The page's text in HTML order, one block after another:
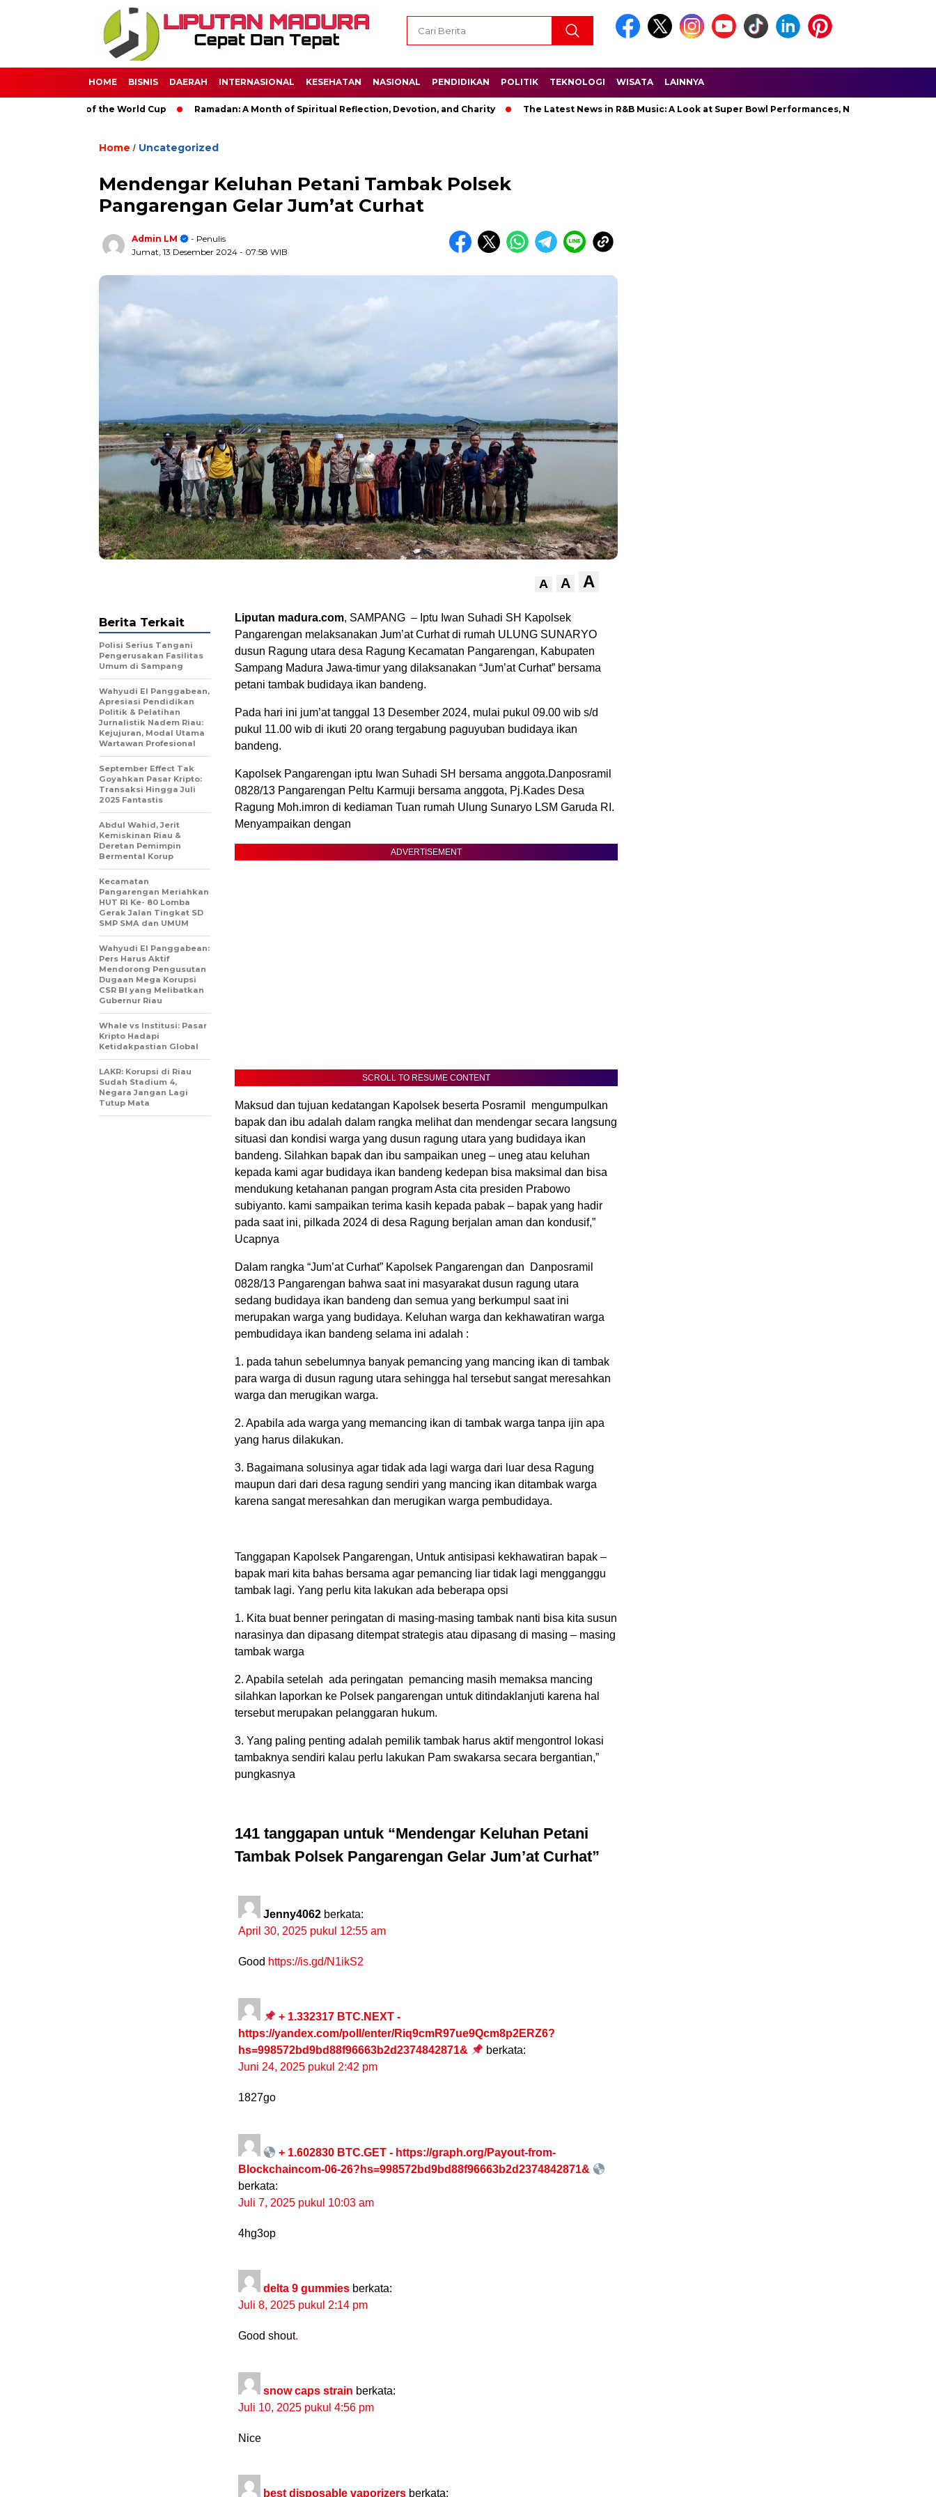
HOME BISNIS DAERAH INTERNASIONAL KESEHATAN NASIONAL PENDIDIKAN POLITIK TEKNOLOGI WISATA LAINNYA
Impact of the World Cup Ramadan: A Month of Spiritual Reflection, Devotion, and Charity The Latest News in R&B Music: A Look at Super Bowl Performances, New Albums, Rising
Home / Uncategorized
Mendengar Keluhan Petani Tambak Polsek
Pangarengan Gelar Jum’at Curhat
Admin LM
- Penulis
Jumat, 13 Desember 2024 - 07:58 WIB
A A A
Liputan madura.com, SAMPANG – Iptu Iwan Suhadi SH Kapolsek
Pangarengan melaksanakan Jum’at Curhat di rumah ULUNG SUNARYO
dusun Ragung utara desa Ragung Kecamatan Pangarengan, Kabupaten
Sampang Madura Jawa-timur yang dilaksanakan “Jum’at Curhat” bersama
petani tambak budidaya ikan bandeng.
Pada hari ini jum’at tanggal 13 Desember 2024, mulai pukul 09.00 wib s/d
pukul 11.00 wib di ikuti 20 orang tergabung paguyuban budidaya ikan
bandeng.
Kapolsek Pangarengan iptu Iwan Suhadi SH bersama anggota.Danposramil
0828/13 Pangarengan Peltu Karmuji bersama anggota, Pj.Kades Desa
Ragung Moh.imron di kediaman Tuan rumah Ulung Sunaryo LSM Garuda RI.
Menyampaikan dengan
ADVERTISEMENT
SCROLL TO RESUME CONTENT
Maksud dan tujuan kedatangan Kapolsek beserta Posramil mengumpulkan
bapak dan ibu adalah dalam rangka melihat dan mendengar secara langsung
situasi dan kondisi warga yang dusun ragung utara yang budidaya ikan
bandeng. Silahkan bapak dan ibu sampaikan uneg – uneg atau keluhan
kepada kami agar budidaya ikan bandeng kedepan bisa maksimal dan bisa
mendukung ketahanan pangan program Asta cita presiden Prabowo
subiyanto. kami sampaikan terima kasih kepada pabak – bapak yang hadir
pada saat ini, pilkada 2024 di desa Ragung berjalan aman dan kondusif,”
Ucapnya
Dalam rangka “Jum’at Curhat” Kapolsek Pangarengan dan Danposramil
0828/13 Pangarengan bahwa saat ini masyarakat dusun ragung utara
sedang budidaya ikan bandeng dan semua yang berkumpul saat ini
merupakan warga yang budidaya. Keluhan warga dan kekhawatiran warga
pembudidaya ikan bandeng selama ini adalah :
1. pada tahun sebelumnya banyak pemancing yang mancing ikan di tambak
para warga di dusun ragung utara sehingga hal tersebut sangat meresahkan
warga dan merugikan warga.
2. Apabila ada warga yang memancing ikan di tambak warga tanpa ijin apa
yang harus dilakukan.
3. Bagaimana solusinya agar tidak ada lagi warga dari luar desa Ragung
maupun dari dari desa ragung sendiri yang mancing ikan ditambak warga
karena sangat meresahkan dan merugikan warga pembudidaya.
Tanggapan Kapolsek Pangarengan, Untuk antisipasi kekhawatiran bapak –
bapak mari kita bahas bersama agar pemancing liar tidak lagi mengganggu
tambak lagi. Yang perlu kita lakukan ada beberapa opsi
1. Kita buat benner peringatan di masing-masing tambak nanti bisa kita susun
narasinya dan dipasang ditempat strategis atau dipasang di masing – masing
tambak warga
2. Apabila setelah ada peringatan pemancing masih memaksa mancing
silahkan laporkan ke Polsek pangarengan untuk ditindaklanjuti karena hal
tersebut merupakan pelanggaran hukum.
3. Yang paling penting adalah pemilik tambak harus aktif mengontrol lokasi
tambaknya sendiri kalau perlu lakukan Pam swakarsa secara bergantian,”
pungkasnya
141 tanggapan untuk “Mendengar Keluhan Petani
Tambak Polsek Pangarengan Gelar Jum’at Curhat”
Jenny4062 berkata:
April 30, 2025 pukul 12:55 am
Good https://is.gd/N1ikS2
+ 1.332317 BTC.NEXT -
https://yandex.com/poll/enter/Riq9cmR97ue9Qcm8p2ERZ6?
hs=998572bd9bd88f96663b2d2374842871&
berkata:
Juni 24, 2025 pukul 2:42 pm
1827go
+ 1.602830 BTC.GET - https://graph.org/Payout-from-
Blockchaincom-06-26?hs=998572bd9bd88f96663b2d2374842871&
berkata:
Juli 7, 2025 pukul 10:03 am
4hg3op
delta 9 gummies berkata:
Juli 8, 2025 pukul 2:14 pm
Good shout.
snow caps strain berkata:
Juli 10, 2025 pukul 4:56 pm
Nice
best disposable vaporizers berkata:
Berita Terkait
Polisi Serius Tangani
Pengerusakan Fasilitas
Umum di Sampang
Wahyudi El Panggabean,
Apresiasi Pendidikan
Politik & Pelatihan
Jurnalistik Nadem Riau:
Kejujuran, Modal Utama
Wartawan Profesional
September Effect Tak
Goyahkan Pasar Kripto:
Transaksi Hingga Juli
2025 Fantastis
Abdul Wahid, Jerit
Kemiskinan Riau &
Deretan Pemimpin
Bermental Korup
Kecamatan
Pangarengan Meriahkan
HUT RI Ke- 80 Lomba
Gerak Jalan Tingkat SD
SMP SMA dan UMUM
Wahyudi El Panggabean:
Pers Harus Aktif
Mendorong Pengusutan
Dugaan Mega Korupsi
CSR BI yang Melibatkan
Gubernur Riau
Whale vs Institusi: Pasar
Kripto Hadapi
Ketidakpastian Global
LAKR: Korupsi di Riau
Sudah Stadium 4,
Negara Jangan Lagi
Tutup Mata